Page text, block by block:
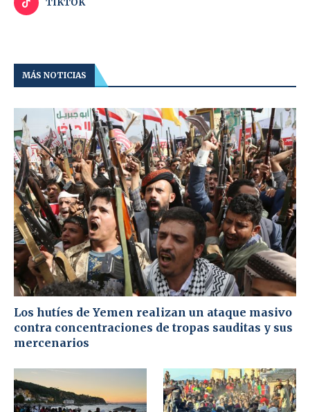
TIKTOK
MÁS NOTICIAS
Los hutíes de Yemen realizan un ataque masivo
contra concentraciones de tropas sauditas y sus
mercenarios